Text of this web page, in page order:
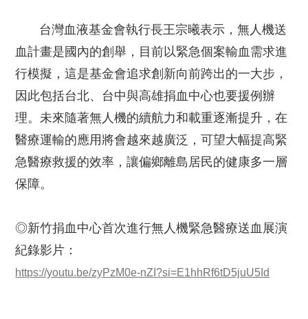
台灣血液基金會執行長王宗曦表示，無人機送
血計畫是國內的創舉，目前以緊急個案輸血需求進
行模擬，這是基金會追求創新向前跨出的一大步，
因此包括台北、台中與高雄捐血中心也要援例辦
理。未來隨著無人機的續航力和載重逐漸提升，在
醫療運輸的應用將會越來越廣泛，可望大幅提高緊
急醫療救援的效率，讓偏鄉離島居民的健康多一層
保障。
◎新竹捐血中心首次進行無人機緊急醫療送血展演
紀錄影片：
https://youtu.be/zyPzM0e-nZI?si=E1hhRf6tD5juU5Id